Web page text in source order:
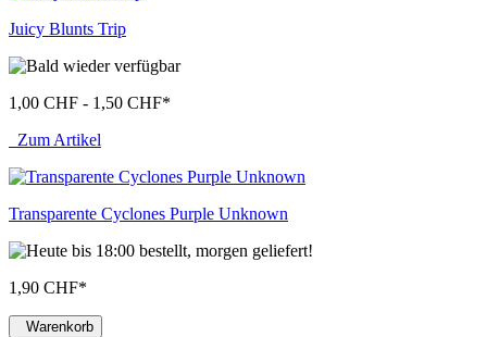
Juicy Blunts Trip
1,00 CHF - 1,50 CHF*
Zum Artikel
Transparente Cyclones Purple Unknown
1,90 CHF*
Warenkorb